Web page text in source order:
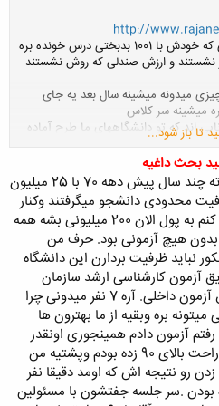
برخوردار نمی‏باشند. ليکن می‏توانند از
مرکز رايانه و مرکز اسناد و
از امکانات رفاهی موجود مانند
شخصی و طبق مقررات دانشگاه
رعايت کليه مقررات و آئين نامه های
شده در فرم تقاضا نامه برعهده
گونه اطلاعات نادرست که متقاضی
در هر مرحله از دوره، پذيرش وی لغو
هيچ وجه مسترد نخواهد شد مگر در
داوطلبان در يک رشته، دانشگاه از
نمايد.
http://
2-واسه مورد 2 رک بگم کوروش کسی که خودش با 1001 بدبختی درس خونده بره
و ارزش صندلی که روش نشستند
میدونه میشینه سال بعد یه جای
میشینه سر کلاس
اند که تو دانشگاههای ما طرح آماده
برند سر کلاس ارشد بشینند اندازه اونی
استاد تاپ سر این کلاسا نمیره. من یه
دوستان رو شنیدم ولی الان پیداش
نمیکنم اما مطالب خوب یادمه. یکی میگفت ترم اول 2-3تا استاد خوب میادو
ما وقتی
نیستیم که یدونه از این کلا شاپوریا
معماری یا سر ساختمون یا هرجای
است که میدونه دانشگاه پولی یعنی
کار کردن تو دفترا ندارند که باباشون
دفتر میگیره و 4-5 نفر دانشجو تاپ روزانه میگیره که واس کار
محدودیتهای پذیرش دکتری خبر داری
پیش اصغر معمار و بگه بهشتی
تا باز شود...
بحث داغیه
ببین همه حرفات رو قبول دارم یادته چند سال پیش دهه 70 با 25 میلیون
محدودی دانشجو میگرفتند وکنار
روزانه شبانه درس میخوندند؟ فکر کنم به پول الان 200 میلیونی بشه همه
هیچ آزمونی بود. حرف من
نباید ظرفیت بردارن این دانشگاه
آزمون کارشناسی ارشد سازمان
سنجش ظرفیت بردارند نه از طریق آزمون داخلی. آره 7 نفر میدونی چرا
آدم معمولی میتونه بره وبقیه از ما بهترون ها
آزمون دادم همینجوری اونقدر
سوالات آسونی داشت عشق کردم راحت بالای 90 زده بودم وپشتیه من
رو نتیجه اش که اومد دقیقا نفر
.سر جلسه جفتشون با مسئولین